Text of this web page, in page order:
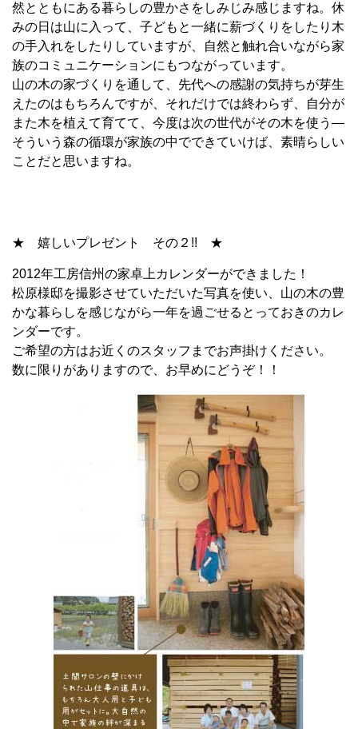
然とともにある暮らしの豊かさをしみじみ感じますね。休
みの日は山に入って、子どもと一緒に薪づくりをしたり木
の手入れをしたりしていますが、自然と触れ合いながら家
族のコミュニケーションにもつながっています。
山の木の家づくりを通して、先代への感謝の気持ちが芽生
えたのはもちろんですが、それだけでは終わらず、自分が
また木を植えて育てて、今度は次の世代がその木を使う―
そういう森の循環が家族の中でできていけば、素晴らしい
ことだと思いますね。
★ 嬉しいプレゼント その２!! ★
2012年工房信州の家卓上カレンダーができました！
松原様邸を撮影させていただいた写真を使い、山の木の豊
かな暮らしを感じながら一年を過ごせるとっておきのカレ
ンダーです。
ご希望の方はお近くのスタッフまでお声掛けください。
数に限りがありますので、お早めにどうぞ！！